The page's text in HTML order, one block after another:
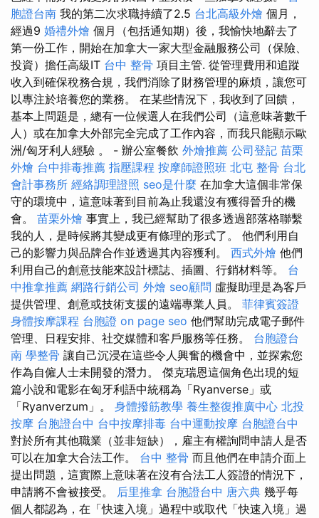
胞證台南 我的第二次求職持續了2.5 台北高級外燴 個月，
經過9 婚禮外燴 個月（包括通知期）後，我愉快地辭去了
第一份工作，開始在加拿大一家大型金融服務公司（保險、
投資）擔任高級IT 台中 整骨 項目主管. 從管理費用和追蹤
收入到確保稅務合規，我們消除了財務管理的麻煩，讓您可
以專注於培養您的業務。 在某些情況下，我收到了回饋，
基本上問題是，總有一位候選人在我們公司（這意味著數千
人）或在加拿大外部完全完成了工作內容，而我只能顯示歐
洲/匈牙利人經驗 。 - 辦公室餐飲 外燴推薦 公司登記 苗栗
外燴 台中排毒推薦 指壓課程 按摩師證照班 北屯 整骨 台北
會計事務所 經絡調理證照 seo是什麼 在加拿大這個非常保
守的環境中，這意味著到目前為止我還沒有獲得晉升的機
會。 苗栗外燴 事實上，我已經幫助了很多透過部落格聯繫
我的人，是時候將其變成更有條理的形式了。 他們利用自
己的影響力與品牌合作並透過其內容獲利。 西式外燴 他們
利用自己的創意技能來設計標誌、插圖、行銷材料等。 台
中推拿推薦 網路行銷公司 外燴 seo顧問 虛擬助理是為客戶
提供管理、創意或技術支援的遠端專業人員。 菲律賓簽證
身體按摩課程 台胞證 on page seo 他們幫助完成電子郵件
管理、日程安排、社交媒體和客戶服務等任務。 台胞證台
南 學整骨 讓自己沉浸在這些令人興奮的機會中，並探索您
作為自僱人士未開發的潛力。 傑克瑞恩這個角色出現的短
篇小說和電影在匈牙利語中統稱為「Ryanverse」或
「Ryanverzum」。 身體撥筋教學 養生整復推廣中心 北投
按摩 台胞證台中 台中按摩排毒 台中運動按摩 台胞證台中
對於所有其他職業（並非短缺），雇主有權詢問申請人是否
可以在加拿大合法工作。 台中 整骨 而且他們在申請介面上
提出問題，這實際上意味著在沒有合法工人簽證的情況下，
申請將不會被接受。 后里推拿 台胞證台中 唐六典 幾乎每
個人都認為，在「快速入境」過程中或取代「快速入境」過